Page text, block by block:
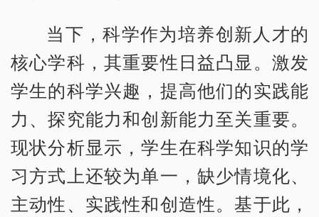
当下，科学作为培养创新人才的
核心学科，其重要性日益凸显。激发
学生的科学兴趣，提高他们的实践能
力、探究能力和创新能力至关重要。
现状分析显示，学生在科学知识的学
习方式上还较为单一，缺少情境化、
主动性、实践性和创造性。基于此，